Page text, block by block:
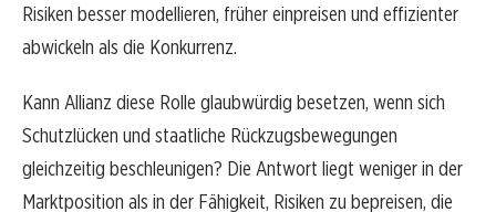
Risiken besser modellieren, früher einpreisen und effizienter
abwickeln als die Konkurrenz.
Kann Allianz diese Rolle glaubwürdig besetzen, wenn sich
Schutzlücken und staatliche Rückzugsbewegungen
gleichzeitig beschleunigen? Die Antwort liegt weniger in der
Marktposition als in der Fähigkeit, Risiken zu bepreisen, die